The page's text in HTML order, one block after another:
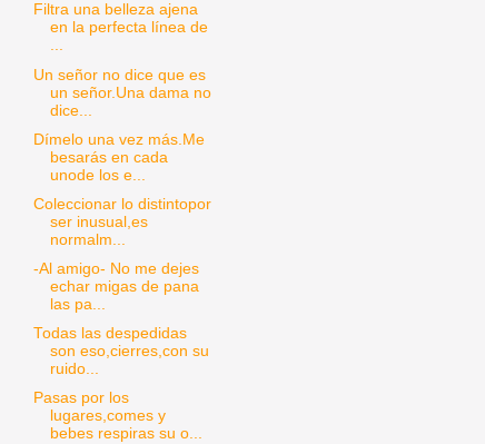
Filtra una belleza ajena
en la perfecta línea de
...
Un señor no dice que es
un señor.Una dama no
dice...
Dímelo una vez más.Me
besarás en cada
unode los e...
Coleccionar lo distintopor
ser inusual,es
normalm...
-Al amigo- No me dejes
echar migas de pana
las pa...
Todas las despedidas
son eso,cierres,con su
ruido...
Pasas por los
lugares,comes y
bebes respiras su o...